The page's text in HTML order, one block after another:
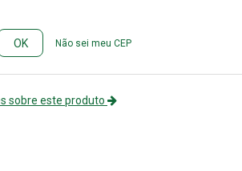
Não sei meu CEP
sobre este produto